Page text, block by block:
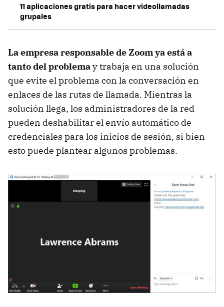
11 aplicaciones gratis para hacer videollamadas
grupales
La empresa responsable de Zoom ya está a
tanto del problemay trabaja en una solución
que evite el problema con la conversación en
enlaces de las rutas de llamada. Mientras la
solución llega, los administradores de la red
pueden deshabilitar el envío automático de
credenciales para los inicios de sesión, si bien
esto puede plantear algunos problemas.